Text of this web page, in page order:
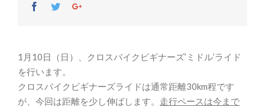
Facebook
TwitterGoogle+
1月10日（日）、クロスバイクビギナーズ’ミドル’ライド
を行います。
クロスバイクビギナーズライドは通常距離30km程です
が、今回は距離を少し伸ばします。 走行ペースは今まで